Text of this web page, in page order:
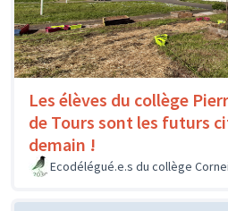
Les élèves du collège
de Tours sont les futurs
demain !
Ecodélégué.e.s du collège